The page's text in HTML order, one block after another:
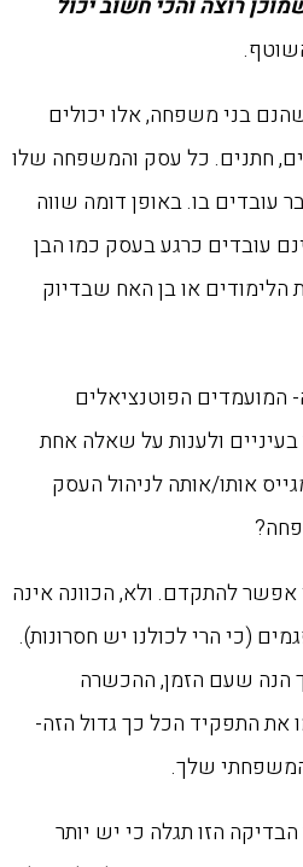
רוצה והכי חשוב יכול
בני משפחה, אלו יכולים
חתנים. כל עסק והמשפחה שלו
בו. באופן דומה שווה
עובדים כרגע בעסק כמו הבן
הלימודים או בן האח שבדיוק
הפוטנציאלים
ולענות על שאלה אחת
אותו/אותה לניהול העסק
להתקדם. ולא, הכוונה אינה
(כי הרי לכולנו יש חסרונות).
שעם הזמן, ההכשרה
את התפקיד הכל כך גדול הזה-
שלך.
הזו תגלה כי יש יותר